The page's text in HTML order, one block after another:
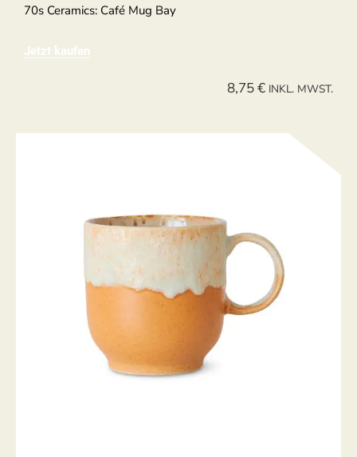
70s Ceramics: Café Mug Bay
Jetzt kaufen
8,75€ INKL. MWST.